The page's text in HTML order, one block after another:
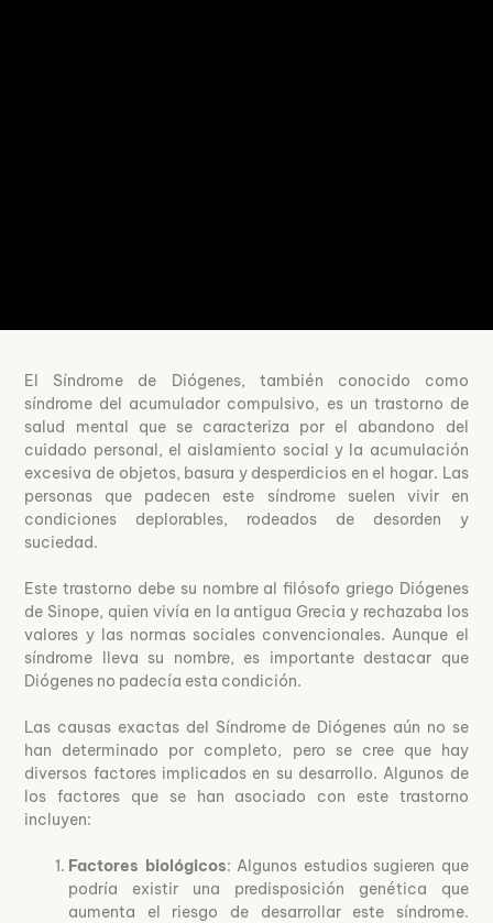
El Síndrome de Diógenes, también conocido como
síndrome del acumulador compulsivo, es un trastorno de
salud mental que se caracteriza por el abandono del
cuidado personal, el aislamiento social y la acumulación
excesiva de objetos, basura y desperdicios en el hogar. Las
personas que padecen este síndrome suelen vivir en
condiciones deplorables, rodeados de desorden y
suciedad.
Este trastorno debe su nombre al filósofo griego Diógenes
de Sinope, quien vivía en la antigua Grecia y rechazaba los
valores y las normas sociales convencionales. Aunque el
síndrome lleva su nombre, es importante destacar que
Diógenes no padecía esta condición.
Las causas exactas del Síndrome de Diógenes aún no se
han determinado por completo, pero se cree que hay
diversos factores implicados en su desarrollo. Algunos de
los factores que se han asociado con este trastorno
incluyen:
Factores biológicos: Algunos estudios sugieren que
podría existir una predisposición genética que
aumenta el riesgo de desarrollar este síndrome.